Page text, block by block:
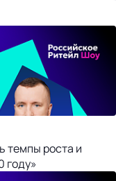
темпы роста и
году»